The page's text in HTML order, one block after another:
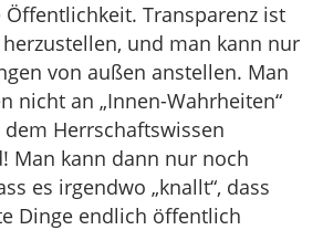
Transparenz ist
und man kann nur
von außen anstellen. Man
nicht an „Innen-Wahrheiten“
Herrschaftswissen
Man kann dann nur noch
es irgendwo „knallt“, dass
Dinge endlich öffentlich